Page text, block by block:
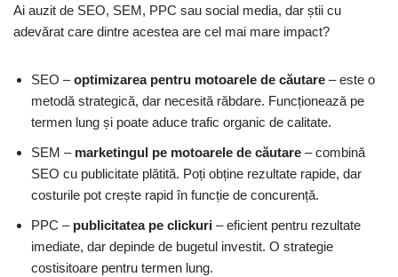
Ai auzit de SEO, SEM, PPC sau social media, dar știi cu
adevărat care dintre acestea are cel mai mare impact?
SEO –optimizarea pentru motoarele de căutare – este o
metodă strategică, dar necesită răbdare. Funcționează pe
termen lung și poate aduce trafic organic de calitate.
SEM – marketingul pe motoarele de căutare – combină
SEO cu publicitate plătită. Poți obține rezultate rapide, dar
costurile pot crește rapid în funcție de concurență.
PPC – publicitatea pe clickuri – eficient pentru rezultate
imediate, dar depinde de bugetul investit. O strategie
costisitoare pentru termen lung.